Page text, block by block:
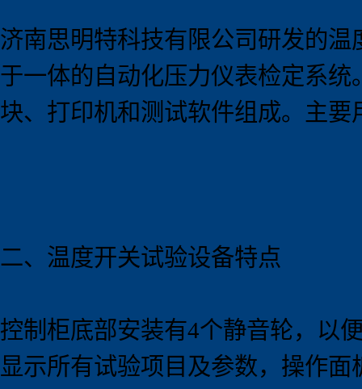
济南思明特科技有限公司研发的温
于一体的自动化压力仪表检定系
块、打印机和测试软件组成。主
二、温度开关试验设备特点
控制柜底部安装有4个静音轮，以
显示所有试验项目及参数，操作